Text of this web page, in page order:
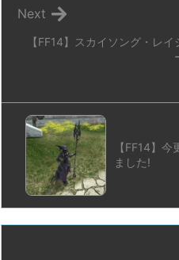
【FF14】スカイソング・レ
Next
【FF14】
ました!